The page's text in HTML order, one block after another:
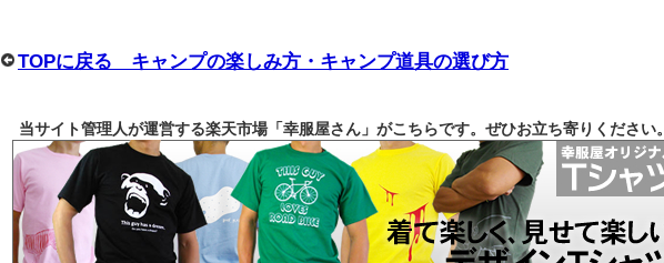
TOPに戻る キャンプの楽しみ方・キャンプ道具の選び方
当サイト管理人が運営する楽天市場「幸服屋さん」がこちらです。ぜひお立ち寄りください。